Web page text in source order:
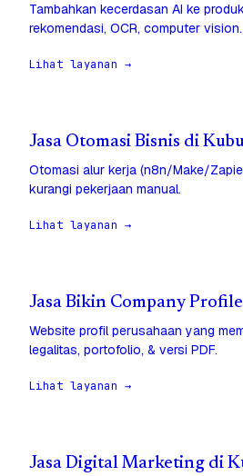
Tambahkan kecerdasan AI ke
rekomendasi, OCR, computer vision.
Lihat layanan →
Jasa Otomasi Bisnis di
Otomasi alur kerja (n8n/Make/
kurangi pekerjaan manual.
Lihat layanan →
Jasa Bikin Company
Website profil perusahaan yang
legalitas, portofolio, & versi PDF.
Lihat layanan →
Jasa Digital Marketing di